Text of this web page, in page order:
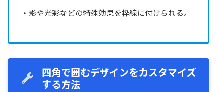
・影や光彩などの特殊効果を枠線に付けられる。
四角で囲むデザインをカスタマイズ
する方法